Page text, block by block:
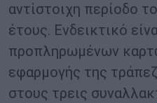
αντίστοιχη περίοδο
έτους. Ενδεικτικό
προπληρωμένων
εφαρμογής της
στους τρεις